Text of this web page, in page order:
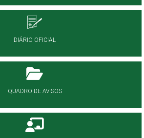
DIÁRIO OFICIAL
QUADRO DE AVISOS